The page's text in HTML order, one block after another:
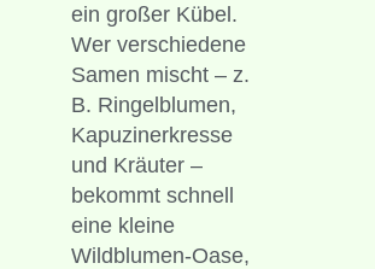
ein großer Kübel.
Wer verschiedene
Samen mischt – z.
B. Ringelblumen,
Kapuzinerkresse
und Kräuter –
bekommt schnell
eine kleine
Wildblumen-Oase,